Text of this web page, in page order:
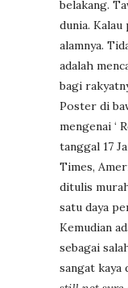
belakang.
dunia. Kalau
alamnya.
adalah
bagi
Poster di
mengenai ‘
tanggal 17
Times,
ditulis
satu daya
Kemudian
sebagai
sangat kaya